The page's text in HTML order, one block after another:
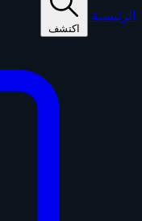
الرئيسية
اكتشف